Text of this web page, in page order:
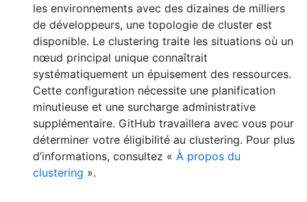
les environnements avec des dizaines de milliers
de développeurs, une topologie de cluster est
disponible. Le clustering traite les situations où un
nœud principal unique connaîtrait
systématiquement un épuisement des ressources.
Cette configuration nécessite une planification
minutieuse et une surcharge administrative
supplémentaire. GitHub travaillera avec vous pour
déterminer votre éligibilité au clustering. Pour plus
d’informations, consultez « À propos du
clustering ».